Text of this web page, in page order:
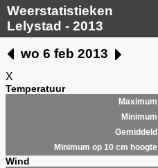
Weerstatistieken
Lelystad - 2013
wo 6 feb 2013
X
Temperatuur
Maximum
Minimum
Gemiddeld
Minimum op 10 cm hoogte
Wind